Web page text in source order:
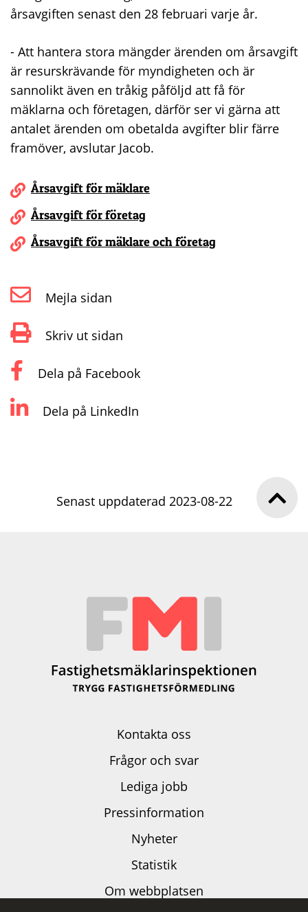
årsavgiften senast den 28 februari varje år.
- Att hantera stora mängder ärenden om årsavgift
är resurskrävande för myndigheten och är
sannolikt även en tråkig påföljd att få för
mäklarna och företagen, därför ser vi gärna att
antalet ärenden om obetalda avgifter blir färre
framöver, avslutar Jacob.
Årsavgift för mäklare
Årsavgift för företag
Årsavgift för mäklare och företag
Mejla sidan
Skriv ut sidan
Dela på Facebook
Dela på LinkedIn
Senast uppdaterad 2023-08-22
Kontakta oss
Frågor och svar
Lediga jobb
Pressinformation
Nyheter
Statistik
Om webbplatsen